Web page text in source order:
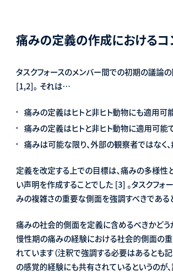
痛みの定義の作成におけるコ
タスクフォースのメンバー間での初期の議論
[1,2]。 それは…
痛みの定義はヒトと非ヒト動物にも適用可
痛みの定義はヒトと非ヒト動物に適用可能
痛みは可能な限り、外部の観察者ではなく
定義を改定する上での目標は、痛みの多様性
い声明を作成することでした [3] 。タスクフ
みの複雑さの重要な側面を強調すべきである
痛みの社会的側面を定義に含めるべきかどう
慢性期の痛みの経験における社会的側面の
れています（注釈で強調する必要はあるとも
の感覚的経験にも共有されているというのが